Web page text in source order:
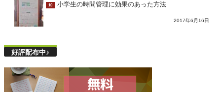
10 小学生の時間管理に効果のあった方法
2017年6月16日
好評配布中♪